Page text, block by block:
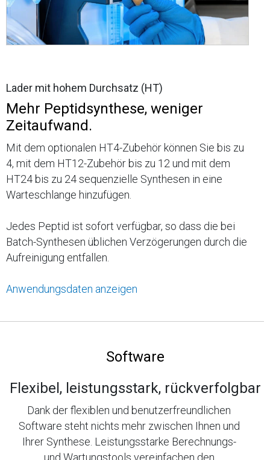
Lader mit hohem Durchsatz (HT)
Mehr Peptidsynthese, weniger
Zeitaufwand.
Mit dem optionalen HT4-Zubehör können Sie bis zu
4, mit dem HT12-Zubehör bis zu 12 und mit dem
HT24 bis zu 24 sequenzielle Synthesen in eine
Warteschlange hinzufügen.
Jedes Peptid ist sofort verfügbar, so dass die bei
Batch-Synthesen üblichen Verzögerungen durch die
Aufreinigung entfallen.
Anwendungsdaten anzeigen
Software
Flexibel, leistungsstark, rückverfolgbar
Dank der flexiblen und benutzerfreundlichen
Software steht nichts mehr zwischen Ihnen und
Ihrer Synthese. Leistungsstarke Berechnungs-